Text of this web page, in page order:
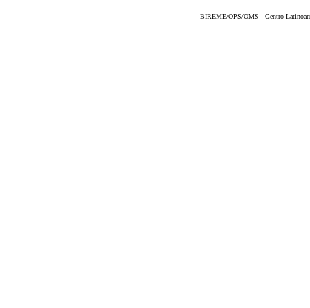
BIREME/OPS/OMS - Centro